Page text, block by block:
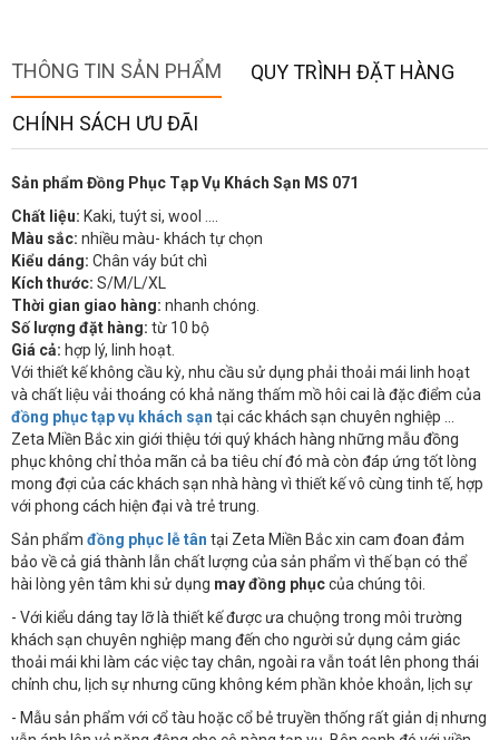
THÔNG TIN SẢN PHẨM QUY TRÌNH ĐẶT HÀNG
CHÍNH SÁCH ƯU ĐÃI
Sản phẩm Đồng Phục Tạp Vụ Khách Sạn MS 071
Chất liệu: Kaki, tuýt si, wool ….
Màu sắc: nhiều màu- khách tự chọn
Kiểu dáng: Chân váy bút chì
Kích thước: S/M/L/XL
Thời gian giao hàng: nhanh chóng.
Số lượng đặt hàng: từ 10 bộ
Giá cả: hợp lý, linh hoạt.
Với thiết kế không cầu kỳ, nhu cầu sử dụng phải thoải mái linh hoạt
và chất liệu vải thoáng có khả năng thấm mồ hôi cai là đặc điểm của
đồng phục tạp vụ khách sạn tại các khách sạn chuyên nghiệp ...
Zeta Miền Bắc xin giới thiệu tới quý khách hàng những mẫu đồng
phục không chỉ thỏa mãn cả ba tiêu chí đó mà còn đáp ứng tốt lòng
mong đợi của các khách sạn nhà hàng vì thiết kế vô cùng tinh tế, hợp
với phong cách hiện đại và trẻ trung.
Sản phẩm đồng phục lễ tân tại Zeta Miền Bắc xin cam đoan đảm
bảo về cả giá thành lẫn chất lượng của sản phẩm vì thế bạn có thể
hài lòng yên tâm khi sử dụng may đồng phụccủa chúng tôi.
- Với kiểu dáng tay lỡ là thiết kế được ưa chuộng trong môi trường
khách sạn chuyên nghiệp mang đến cho người sử dụng cảm giác
thoải mái khi làm các việc tay chân, ngoài ra vẫn toát lên phong thái
chỉnh chu, lịch sự nhưng cũng không kém phần khỏe khoắn, lịch sự
- Mẫu sản phẩm với cổ tàu hoặc cổ bẻ truyền thống rất giản dị nhưng